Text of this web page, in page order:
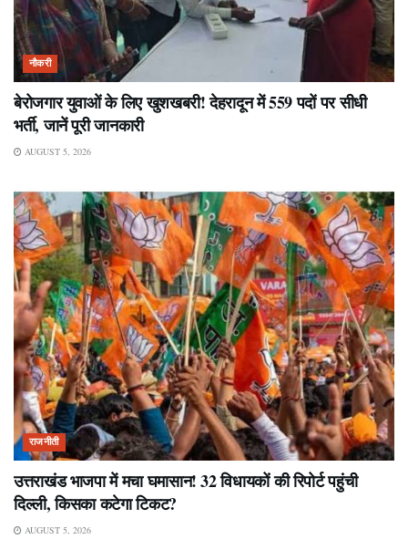
नौकरी
बेरोजगार युवाओं के लिए खुशखबरी! देहरादून में 559 पदों पर सीधी
भर्ती, जानें पूरी जानकारी
AUGUST 5, 2026
राजनीती
उत्तराखंड भाजपा में मचा घमासान! 32 विधायकों की रिपोर्ट पहुंची
दिल्ली, किसका कटेगा टिकट?
AUGUST 5, 2026